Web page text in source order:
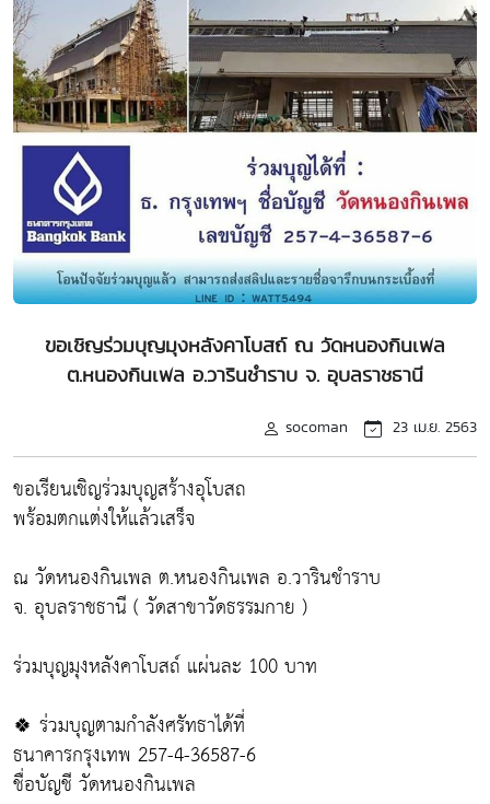
ขอเชิญร่วมบุญมุงหลังคาโบสถ์ ณ วัดหนองกินเพล
ต.หนองกินเพล อ.วารินชำราบ จ. อุบลราชธานี
socoman 23 เม.ย. 2563
ขอเรียนเชิญร่วมบุญสร้างอุโบสถ
พร้อมตกแต่งให้แล้วเสร็จ
ณ วัดหนองกินเพล ต.หนองกินเพล อ.วารินชำราบ
จ. อุบลราชธานี ( วัดสาขาวัดธรรมกาย )
ร่วมบุญมุงหลังคาโบสถ์ แผ่นละ 100 บาท
🍀 ร่วมบุญตามกำลังศรัทธาได้ที่
ธนาคารกรุงเทพ 257-4-36587-6
ชื่อบัญชี วัดหนองกินเพล